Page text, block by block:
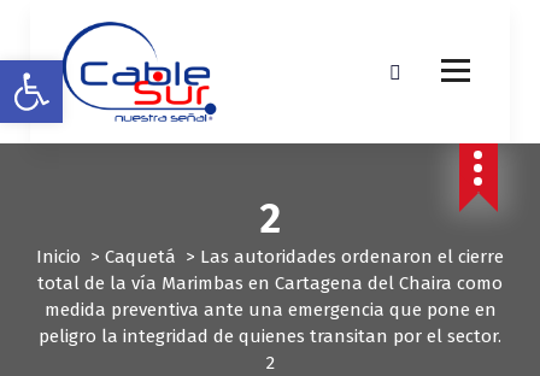
Abrir barra de herramientas
l
a
r
2
Inicio > Caquetá > Las autoridades ordenaron el cierre
total de la vía Marimbas en Cartagena del Chaira como
medida preventiva ante una emergencia que pone en
peligro la integridad de quienes transitan por el sector.
2